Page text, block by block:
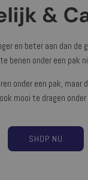
&
en beter aan dan de
benen onder een pak
onder een pak, maar
mooi te dragen
SHOP NU